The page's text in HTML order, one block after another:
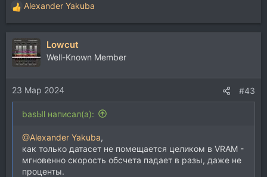
Р
е
а
к
ц
и
и
:
Alexander Yakuba
Lowcut
Well-Known Member
23 Мар 2024 #43
basЫl написал(а):
@Alexander Yakuba,
как только датасет не помещается целиком в VRAM -
мгновенно скорость обсчета падает в разы, даже не
проценты.